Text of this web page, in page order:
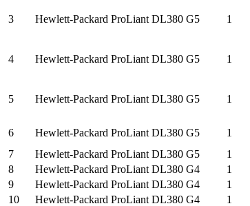
3 Hewlett-Packard ProLiant DL380 G5 1
4 Hewlett-Packard ProLiant DL380 G5 1
5 Hewlett-Packard ProLiant DL380 G5 1
6
Hewlett-Packard ProLiant DL380 G5 1
7
Hewlett-Packard ProLiant DL380 G5 1
8
Hewlett-Packard ProLiant DL380 G4 1
9
Hewlett-Packard ProLiant DL380 G4 1
10
Hewlett-Packard ProLiant DL380 G4 1